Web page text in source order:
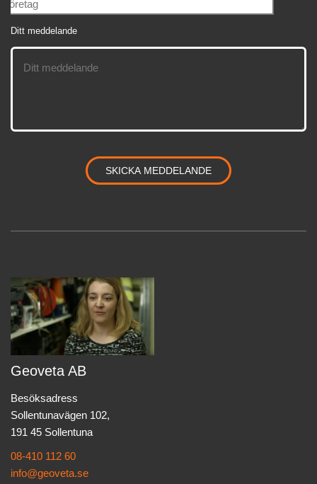
Ditt meddelande
Geoveta AB
Besöksadress
Sollentunavägen 102,
191 45 Sollentuna
08-410 112 60
info@geoveta.se